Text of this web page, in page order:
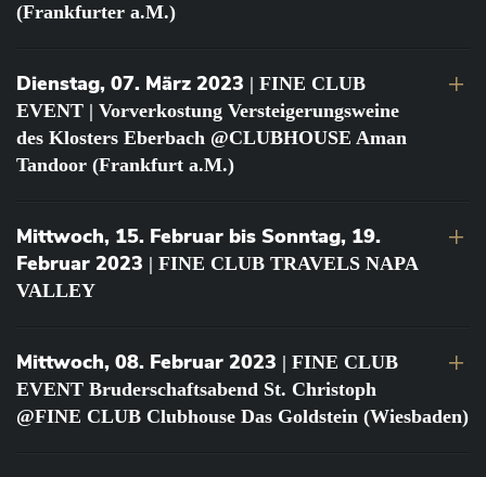
(Frankfurter a.M.)
Dienstag, 07. März 2023 | FINE CLUB
EVENT | Vorverkostung Versteigerungsweine
des Klosters Eberbach @CLUBHOUSE Aman
Tandoor (Frankfurt a.M.)
Mittwoch, 15. Februar bis Sonntag, 19.
Februar 2023 | FINE CLUB TRAVELS NAPA
VALLEY
Mittwoch, 08. Februar 2023 | FINE CLUB
EVENT Bruderschaftsabend St. Christoph
@FINE CLUB Clubhouse Das Goldstein (Wiesbaden)